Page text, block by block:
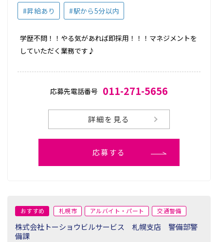
#昇給あり #駅から5分以内
学歴不問！！やる気があれば即採用！！！マネジメントを
していただく業務です♪
応募先電話番号 011-271-5656
詳細を見る
応募する
おすすめ 札幌市 アルバイト・パート 交通警備
株式会社トーショウビルサービス 札幌支店 警備部警
備課